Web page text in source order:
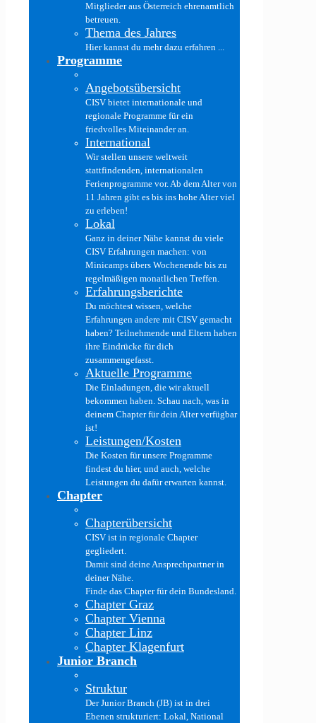
Mitglieder aus Österreich ehrenamtlich
betreuen.
Thema des Jahres
Hier kannst du mehr dazu erfahren ...
Programme
Angebotsübersicht
CISV bietet internationale und
regionale Programme für ein
friedvolles Miteinander an.
International
Wir stellen unsere weltweit
stattfindenden, internationalen
Ferienprogramme vor. Ab dem Alter von
11 Jahren gibt es bis ins hohe Alter viel
zu erleben!
Lokal
Ganz in deiner Nähe kannst du viele
CISV Erfahrungen machen: von
Minicamps übers Wochenende bis zu
regelmäßigen monatlichen Treffen.
Erfahrungsberichte
Du möchtest wissen, welche
Erfahrungen andere mit CISV gemacht
haben? Teilnehmende und Eltern haben
ihre Eindrücke für dich
zusammengefasst.
Aktuelle Programme
Die Einladungen, die wir aktuell
bekommen haben. Schau nach, was in
deinem Chapter für dein Alter verfügbar
ist!
Leistungen/Kosten
Die Kosten für unsere Programme
findest du hier, und auch, welche
Leistungen du dafür erwarten kannst.
Chapter
Chapterübersicht
CISV ist in regionale Chapter
gegliedert.
Damit sind deine Ansprechpartner in
deiner Nähe.
Finde das Chapter für dein Bundesland.
Chapter Graz
Chapter Vienna
Chapter Linz
Chapter Klagenfurt
Junior Branch
Struktur
Der Junior Branch (JB) ist in drei
Ebenen strukturiert: Lokal, National